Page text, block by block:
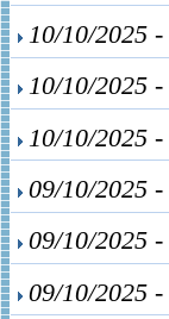
10/10/2025 -
10/10/2025 -
10/10/2025 -
09/10/2025 -
09/10/2025 -
09/10/2025 -